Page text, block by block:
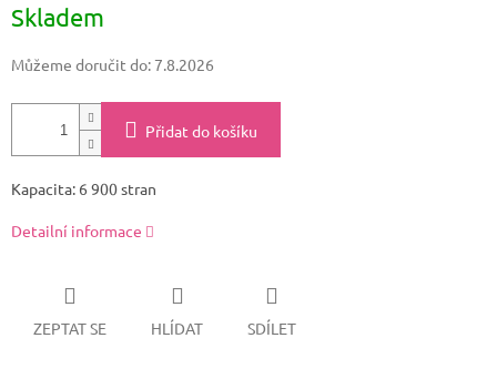
cena:
Skladem
Můžeme doručit do: 7.8.2026
Přidat do košíku
Kapacita: 6 900 stran
Detailní informace
ZEPTAT SE HLÍDAT SDÍLET